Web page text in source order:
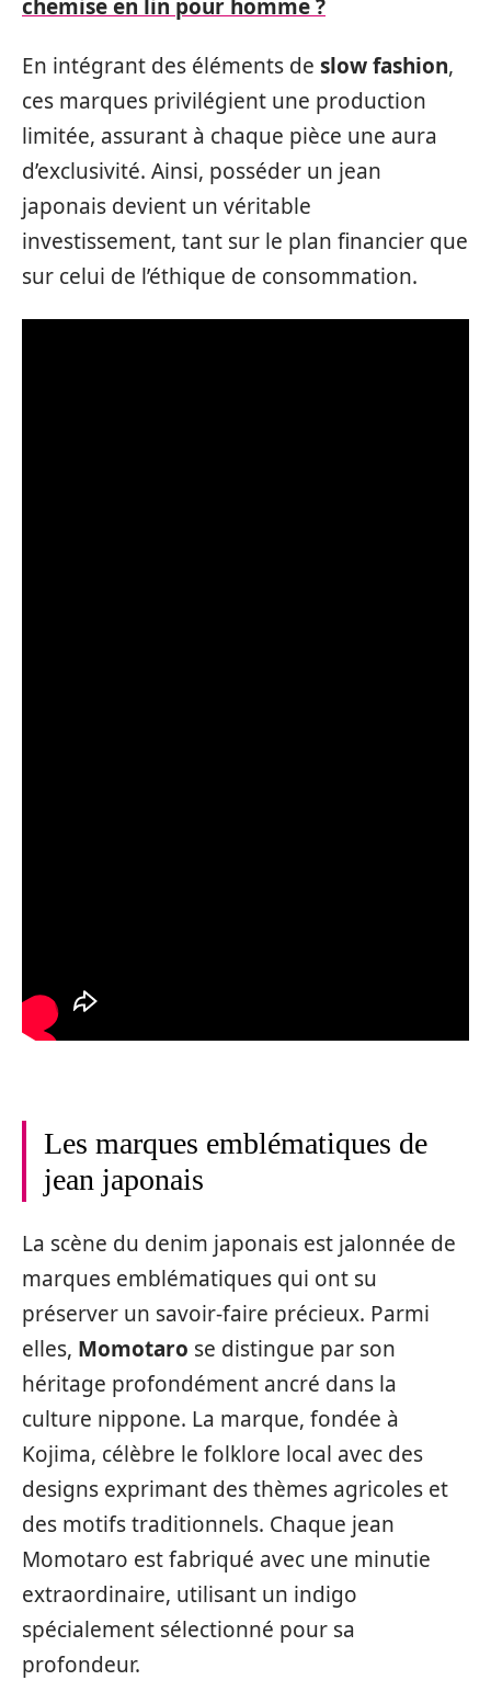
chemise en lin pour homme ?
En intégrant des éléments de slow fashion,
ces marques privilégient une production
limitée, assurant à chaque pièce une aura
d’exclusivité. Ainsi, posséder un jean
japonais devient un véritable
investissement, tant sur le plan financier que
sur celui de l’éthique de consommation.
Les marques emblématiques de
jean japonais
La scène du denim japonais est jalonnée de
marques emblématiques qui ont su
préserver un savoir-faire précieux. Parmi
elles, Momotaro se distingue par son
héritage profondément ancré dans la
culture nippone. La marque, fondée à
Kojima, célèbre le folklore local avec des
designs exprimant des thèmes agricoles et
des motifs traditionnels. Chaque jean
Momotaro est fabriqué avec une minutie
extraordinaire, utilisant un indigo
spécialement sélectionné pour sa
profondeur.